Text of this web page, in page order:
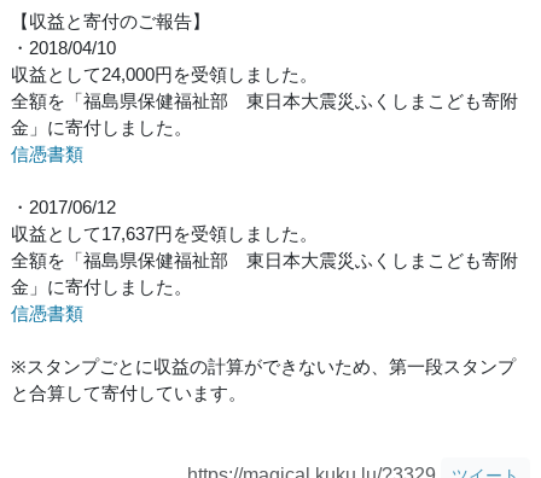
【収益と寄付のご報告】
・2018/04/10
収益として24,000円を受領しました。
全額を「福島県保健福祉部 東日本大震災ふくしまこども寄附
金」に寄付しました。
信憑書類
・2017/06/12
収益として17,637円を受領しました。
全額を「福島県保健福祉部 東日本大震災ふくしまこども寄附
金」に寄付しました。
信憑書類
※スタンプごとに収益の計算ができないため、第一段スタンプ
と合算して寄付しています。